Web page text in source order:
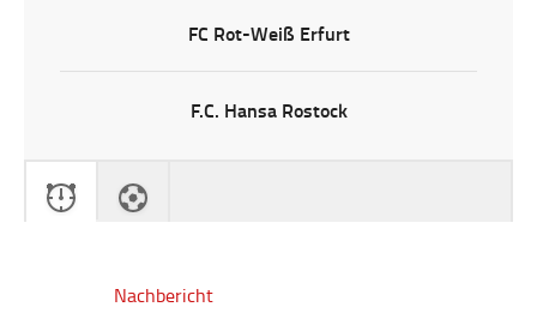
FC Rot-Weiß Erfurt
F.C. Hansa Rostock
Nachbericht